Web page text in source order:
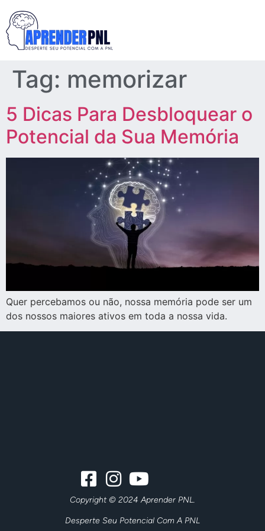
Tag: memorizar
5 Dicas Para Desbloquear o
Potencial da Sua Memória
Quer percebamos ou não, nossa memória pode ser um
dos nossos maiores ativos em toda a nossa vida.
Copyright © 2024 Aprender PNL.
Desperte Seu Potencial Com A PNL